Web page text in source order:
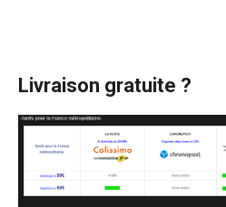
Livraison gratuite ?